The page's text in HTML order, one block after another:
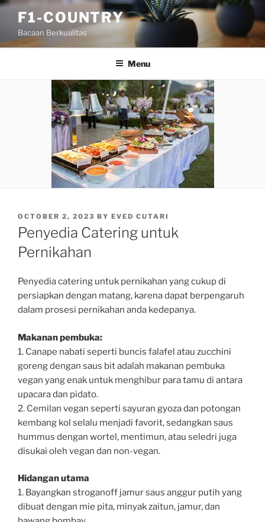
Skip
content
F1-COUNTRY
Bacaan Berkualitas
Menu
POSTED
ON
OCTOBER 2, 2023 BY EVED CUTARI
Penyedia Catering untuk
Pernikahan
Penyedia catering untuk pernikahan yang cukup di
persiapkan dengan matang, karena dapat berpengaruh
dalam prosesi pernikahan anda kedepanya.
Makanan pembuka:
1. Canape nabati seperti buncis falafel atau zucchini
goreng dengan saus bit adalah makanan pembuka
vegan yang enak untuk menghibur para tamu di antara
upacara dan pidato.
2. Cemilan vegan seperti sayuran gyoza dan potongan
kembang kol selalu menjadi favorit, sedangkan saus
hummus dengan wortel, mentimun, atau seledri juga
disukai oleh vegan dan non-vegan.
Hidangan utama
1. Bayangkan stroganoff jamur saus anggur putih yang
dibuat dengan mie pita, minyak zaitun, jamur, dan